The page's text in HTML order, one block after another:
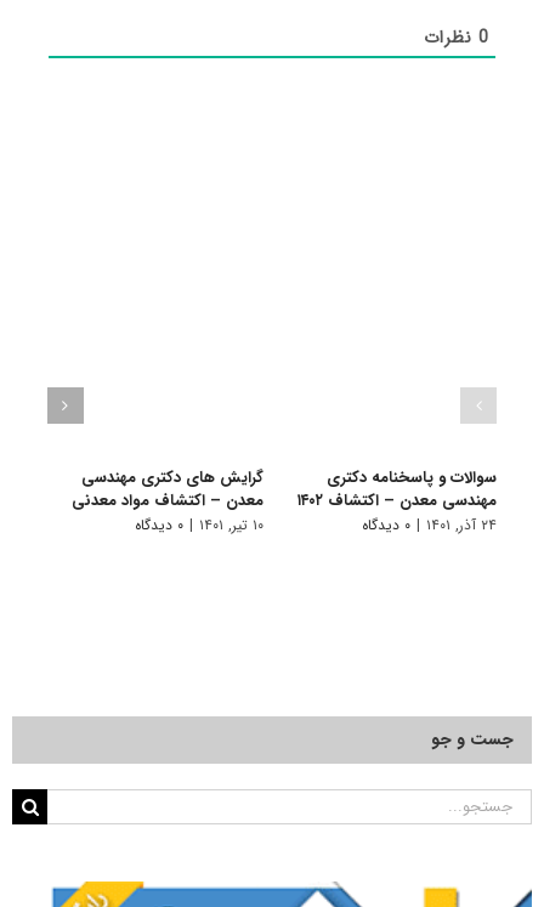
0نظرات
سوالات و پاسخنامه دکتری
مهندسی معدن – اکتشاف ۱۴۰۲
۲۴ آذر, ۱۴۰۱ | ۰ دیدگاه
گرایش های دکتری ﻣﻬﻨﺪسی
ﻣﻌﺪن – اﻛﺘﺸﺎف مواد معدنی
۱۰ تیر, ۱۴۰۱ | ۰ دیدگاه
جست و جو
جستجو